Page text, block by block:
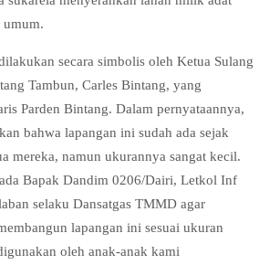
secara simbolis oleh Ketua Sulang
Tambun, Carles Bintang, yang
Parden Bintang. Dalam pernyataannya,
bahwa lapangan ini sudah ada sejak
mereka, namun ukurannya sangat kecil.
Bapak Dandim 0206/Dairi, Letkol Inf
selaku Dansatgas TMMD agar
lapangan ini sesuai ukuran
oleh anak-anak kami